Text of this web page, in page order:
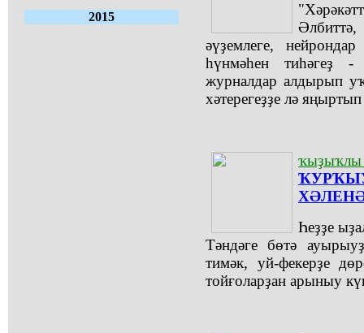
2015
әүҙемлеге,
һүнмәһен тиһәгеҙ -
журналдар алдырып
хәтерегеҙҙе лә
ҡыҙыҡлы
Һеҙҙе
Тәндәге бөтә
тимәк, уй-фекерҙе
тойғоларҙан арыныу